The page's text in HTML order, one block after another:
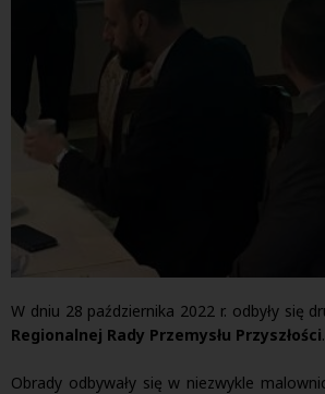
W dniu 28 października 2022 r. odbyły się
Regionalnej Rady Przemysłu Przyszłości.
Obrady odbywały się w niezwykle